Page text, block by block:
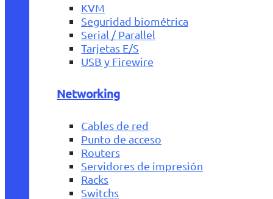
KVM
Seguridad biométrica
Serial / Parallel
Tarjetas E/S
USB y Firewire
Networking
Cables de red
Punto de acceso
Routers
Servidores de impresión
Racks
Switchs